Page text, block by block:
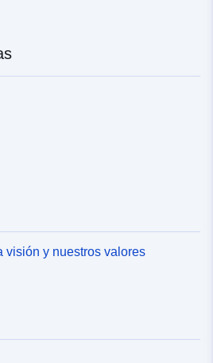
visión y nuestros valores